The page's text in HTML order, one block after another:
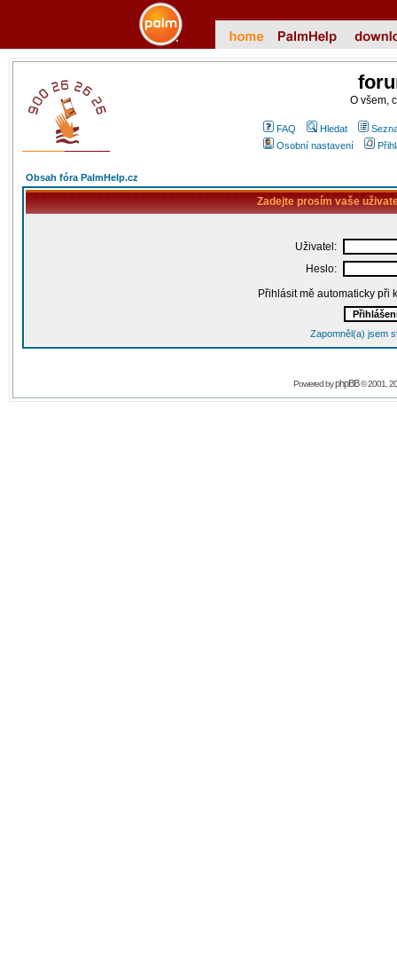
O všem,
FAQ Hledat
Osobní nastavení
Obsah fóra PalmHelp.cz
Zadejte prosím vaše
Uživatel:
Heslo:
Přihlásit mě automaticky při
Zapomněl(a) jsem
Powered byphpBB© 2001,